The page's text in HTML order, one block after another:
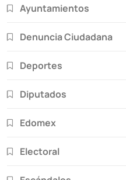
Ayuntamientos
Denuncia Ciudadana
Deportes
Diputados
Edomex
Electoral